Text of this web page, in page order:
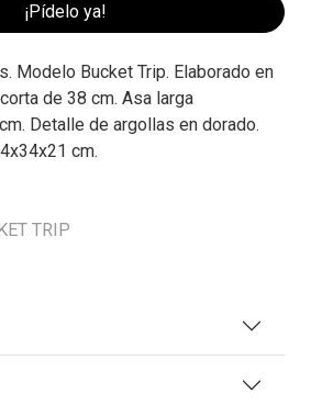
¡Pídelo ya!
Modelo Bucket Trip. Elaborado en
de 38 cm. Asa larga
Detalle de argollas en dorado.
cm.
TRIP